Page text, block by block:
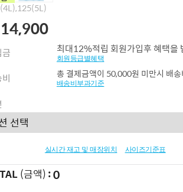
최대12%적립 회원가입후 혜택을
회원등급별혜택
총 결제금액이 50,000원 미만시 배
배송비부과기준
실시간 재고 및 매장위치 사이즈기준표
(금액) 0